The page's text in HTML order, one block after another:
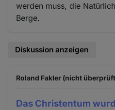
werden muss, die
Berge.
Diskussion anzeigen
Roland Fakler (nicht
Das Christentum